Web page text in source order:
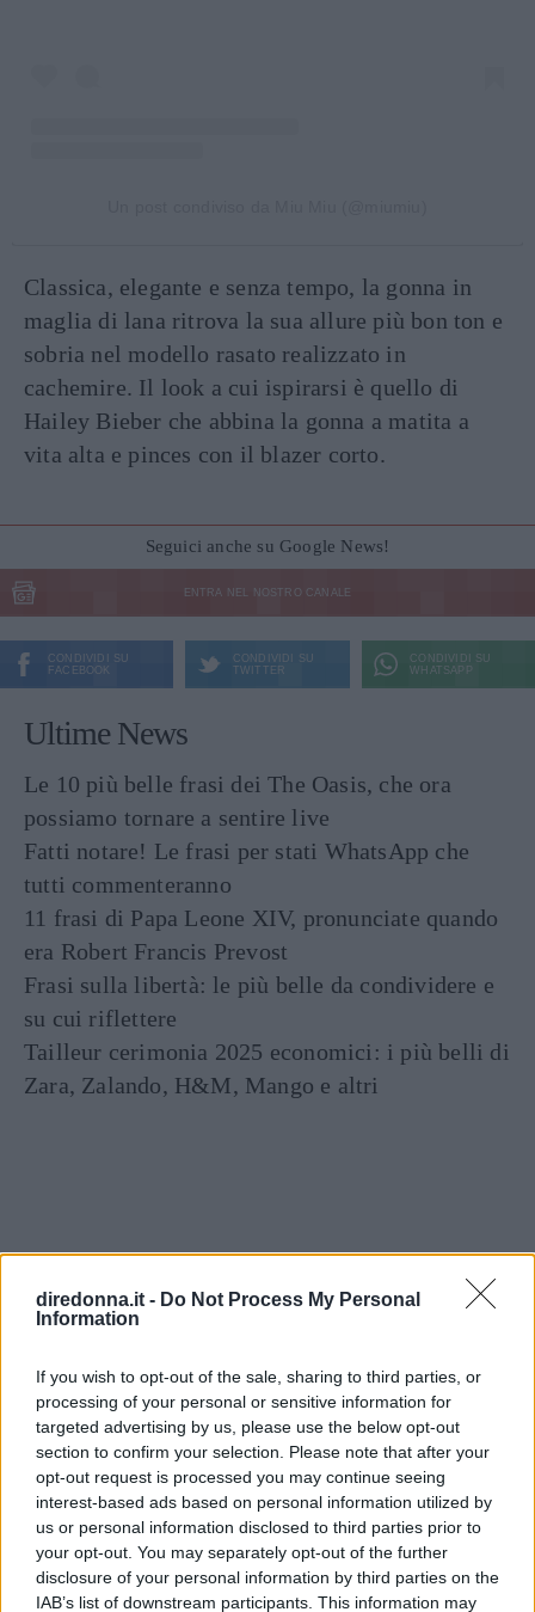
diredonna.it - Do Not Process My Personal
Information
If you wish to opt-out of the sale, sharing to third parties, or
processing of your personal or sensitive information for
targeted advertising by us, please use the below opt-out
section to confirm your selection. Please note that after your
opt-out request is processed you may continue seeing
interest-based ads based on personal information utilized by
us or personal information disclosed to third parties prior to
your opt-out. You may separately opt-out of the further
disclosure of your personal information by third parties on the
IAB’s list of downstream participants. This information may
Classica, elegante e senza tempo, la gonna in
maglia di lana ritrova la sua allure più bon ton e
sobria nel modello rasato realizzato in
cachemire. Il look a cui ispirarsi è quello di
Hailey Bieber che abbina la gonna a matita a
vita alta e pinces con il blazer corto.
Seguici anche su Google News!
ENTRA NEL NOSTRO CANALE
CONDIVIDI SU
FACEBOOK
CONDIVIDI SU
TWITTER
CONDIVIDI SU
WHATSAPP
Ultime News
Le 10 più belle frasi dei The Oasis, che ora
possiamo tornare a sentire live
Fatti notare! Le frasi per stati WhatsApp che
tutti commenteranno
11 frasi di Papa Leone XIV, pronunciate quando
era Robert Francis Prevost
Frasi sulla libertà: le più belle da condividere e
su cui riflettere
Tailleur cerimonia 2025 economici: i più belli di
Zara, Zalando, H&M, Mango e altri
STORIA ABBINAMENTI
Dallestoriecorrelate